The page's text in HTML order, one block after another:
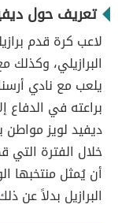
تعريف حول د
لاعب كرة قدم
البرازيلي، وكذلك
يلعب مع نادي
براعته في الدفاع
ديفيد لويز مواطن
خلال الفترة التي
أن يُمثل منتخبها
البرازيل بدلاً عن